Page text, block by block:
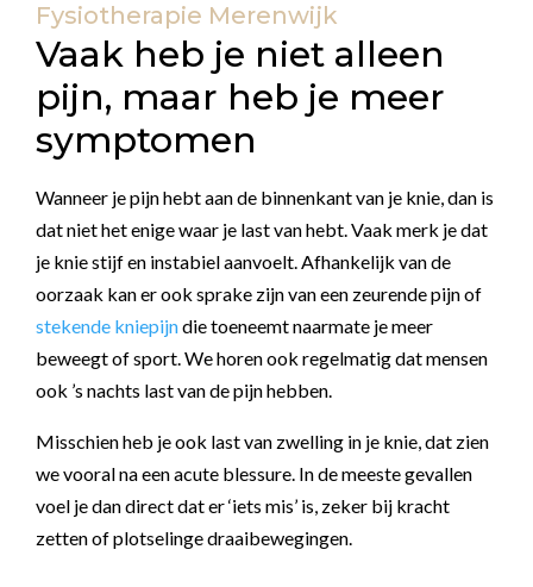
Fysiotherapie Merenwijk
Vaak heb je niet alleen
pijn, maar heb je meer
symptomen
Wanneer je pijn hebt aan de binnenkant van je knie, dan is
dat niet het enige waar je last van hebt. Vaak merk je dat
je knie stijf en instabiel aanvoelt. Afhankelijk van de
oorzaak kan er ook sprake zijn van een zeurende pijn of
stekende kniepijndie toeneemt naarmate je meer
beweegt of sport. We horen ook regelmatig dat mensen
ook ’s nachts last van de pijn hebben.
Misschien heb je ook last van zwelling in je knie, dat zien
we vooral na een acute blessure. In de meeste gevallen
voel je dan direct dat er ‘iets mis’ is, zeker bij kracht
zetten of plotselinge draaibewegingen.